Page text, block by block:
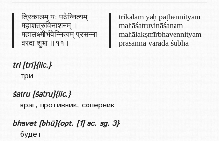
त्रिकालम् यः पठेन्नित्यम्
महाशत्रुविनाशनम् ।
महालक्ष्मीर्भवेन्नित्यम् प्रसन्ना
वरदा शुभा ॥११॥
trikālam yaḥ paṭhennityam
mahāśatruvināśanam
mahālakṣmīrbhavennityam
prasannā varadā śubhā
tri [tri]{iic.}
три
śatru [śatru]{iic.}
враг, противник, соперник
bhavet [bhū]{opt. [1] ac. sg. 3}
будет